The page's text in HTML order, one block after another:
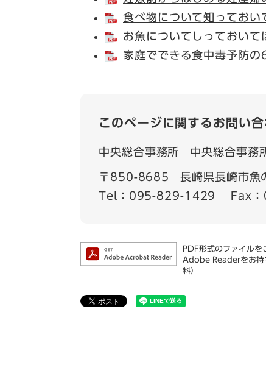
食べ物について知ってお
お魚についてしっておい
家庭でできる食中毒予防
このページに関するお問い
中央総合事務所 中央総合事務
〒850-8685
長崎県長崎市魚
Tel：095-829-1429
Fax
PDF形式のファイル
Adobe Readerをお持
料）